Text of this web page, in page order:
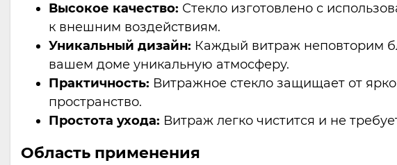
Высокое качество: Стекло изготовлено с
к внешним воздействиям.
Уникальный дизайн: Каждый витраж неповторим
вашем доме уникальную атмосферу.
Практичность: Витражное стекло защищает от
пространство.
Простота ухода: Витраж легко чистится и не
Область применения